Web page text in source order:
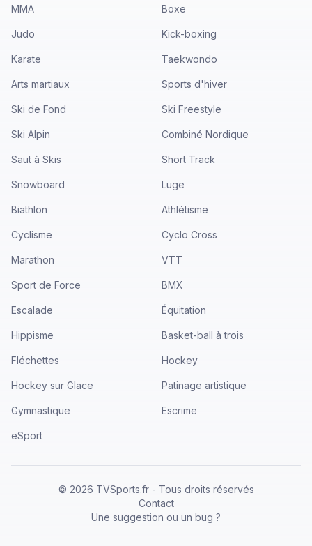
MMA Boxe
Judo Kick-boxing
Karate Taekwondo
Arts martiaux Sports d'hiver
Ski de Fond Ski Freestyle
Ski Alpin Combiné Nordique
Saut à Skis Short Track
Snowboard Luge
Biathlon Athlétisme
Cyclisme Cyclo Cross
Marathon VTT
Sport de Force BMX
Escalade Équitation
Hippisme Basket-ball à trois
Fléchettes Hockey
Hockey sur Glace Patinage artistique
Gymnastique Escrime
eSport
© 2026 TVSports.fr - Tous droits réservés
Contact
Une suggestion ou un bug ?